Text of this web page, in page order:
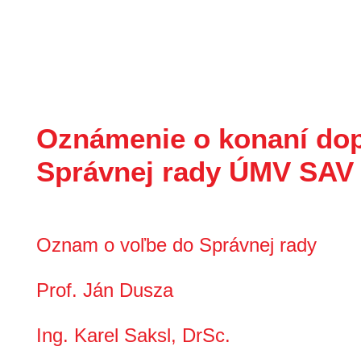
Oznámenie o konaní
Správnej rady ÚMV SAV
Oznam o voľbe do Správnej rady
Prof. Ján Dusza
Ing. Karel Saksl, DrSc.